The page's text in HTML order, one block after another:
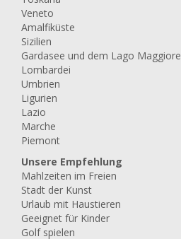
Veneto
Amalfiküste
Sizilien
Gardasee und dem Lago Maggiore
Lombardei
Umbrien
Ligurien
Lazio
Marche
Piemont
Unsere Empfehlung
Mahlzeiten im Freien
Stadt der Kunst
Urlaub mit Haustieren
Geeignet für Kinder
Golf spielen